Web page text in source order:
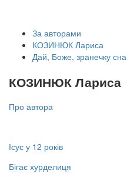
За авторами
КОЗИНЮК Лариса
Дай, Боже, зранечку
КОЗИНЮК Лариса
Про автора
Ісус у 12 років
Бігає хурделиця